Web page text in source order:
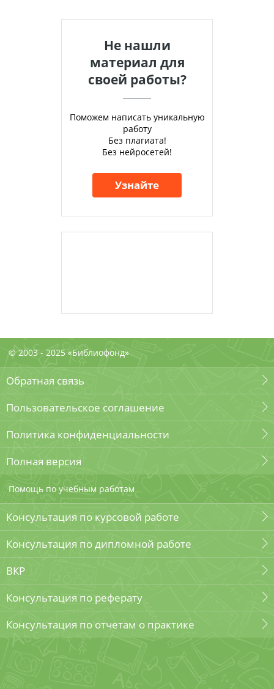
Не нашли
материал для
своей работы?
Поможем написать уникальную
работу
Без плагиата!
Без нейросетей!
Узнайте
© 2003 - 2025 «Библиофонд»
Обратная связь
Пользовательское соглашение
Политика конфиденциальности
Полная версия
Помощь по учебным работам
Консультация по курсовой работе
Консультация по дипломной работе
ВКР
Консультация по реферату
Консультация по отчетам о практике